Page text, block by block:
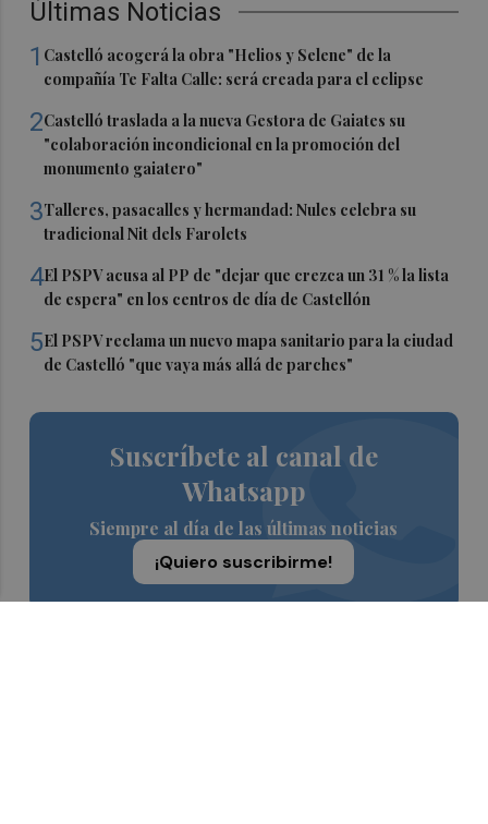
Últimas Noticias
1 Castelló acogerá la obra "Helios y Selene" de la
compañía Te Falta Calle: será creada para el eclipse
2Castelló traslada a la nueva Gestora de Gaiates su
"colaboración incondicional en la promoción del
monumento gaiatero"
3Talleres, pasacalles y hermandad: Nules celebra su
tradicional Nit dels Farolets
4El PSPV acusa al PP de "dejar que crezca un 31 % la lista
de espera" en los centros de día de Castellón
5El PSPV reclama un nuevo mapa sanitario para la ciudad
de Castelló "que vaya más allá de parches"
Suscríbete al canal de
Whatsapp
Siempre al día de las últimas noticias
¡Quiero suscribirme!